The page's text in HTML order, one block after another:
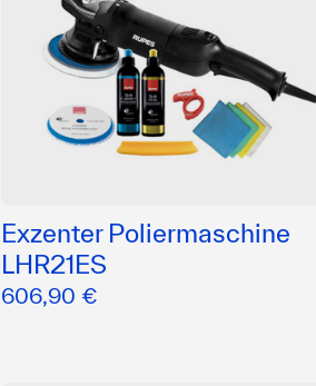
Exzenter Poliermaschine
LHR21ES
606,90 €